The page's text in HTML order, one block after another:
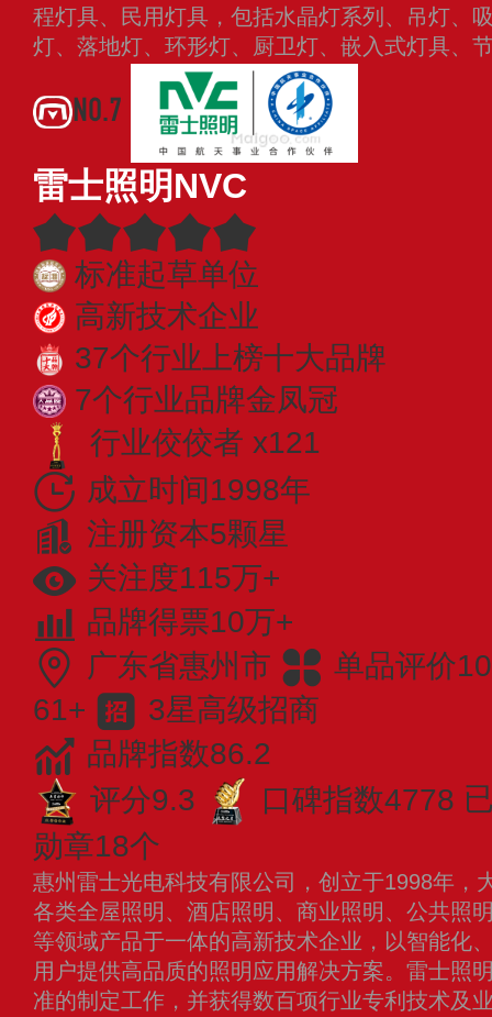
程灯具、民用灯具，包括水晶灯系列、吊灯、
灯、落地灯、环形灯、厨卫灯、嵌入式灯具、
NO.7
雷士照明NVC
标准起草单位
高新技术企业
37个行业上榜十大品牌
7个行业品牌金凤冠
行业佼佼者 x121
成立时间1998年
注册资本5颗星
关注度115万+
品牌得票10万+
广东省惠州市
单品评价
61+
3星高级招商
品牌指数86.2
评分9.3
口碑指数4778
勋章18个
惠州雷士光电科技有限公司，创立于1998年，
各类全屋照明、酒店照明、商业照明、公共照
等领域产品于一体的高新技术企业，以智能化
用户提供高品质的照明应用解决方案。雷士照
准的制定工作，并获得数百项行业专利技术及